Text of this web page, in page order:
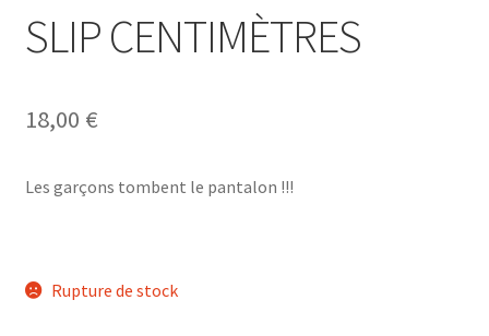
SLIP CENTIMÈTRES
18,00 €
Les garçons tombent le pantalon !!!
Rupture de stock